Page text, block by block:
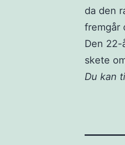
da den
fremgår
Den
skete
Du kan